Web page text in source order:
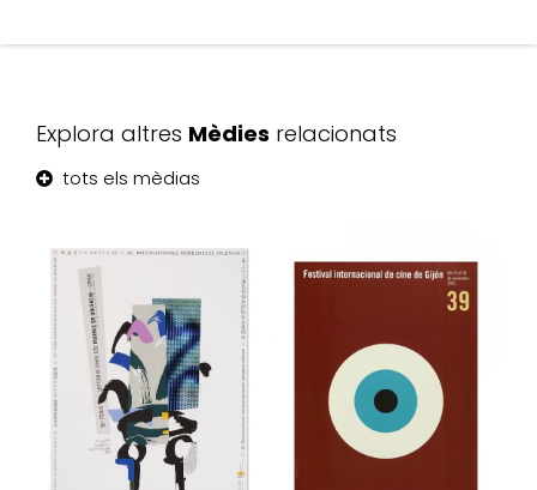
Explora altres Mèdies relacionats
tots els mèdias